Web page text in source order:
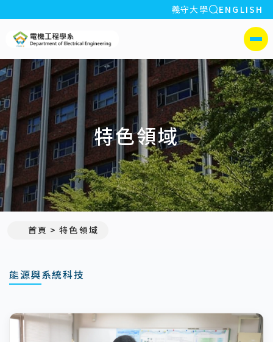
:::
義守大學 全站搜索
ENGLISH
側選單
特色領域
首頁 特色領域
能源與系統科技